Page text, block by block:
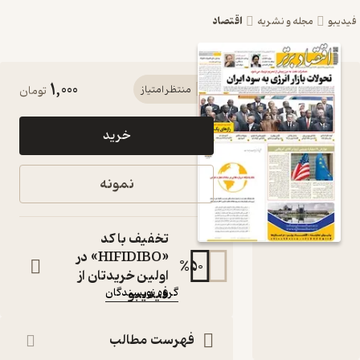
مجله و نشریه اقتصاد
کتاب هفته
نامه
اقتصاد برتر
شماره 454
اثر گروه
نویسندگان
مجله
نویسنده:
گروه نویسندگان
منتظر امتیاز 1,000 تومان
خرید
نمونه
%
تخفیف با کد
«HIFIDIBO» در
اولین خریدتان از
فیدیبو
فهرست مطالب